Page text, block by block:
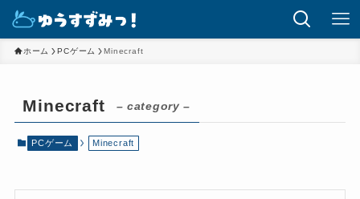
ホーム PCゲーム Minecraft
Minecraft – category –
PCゲーム Minecraft